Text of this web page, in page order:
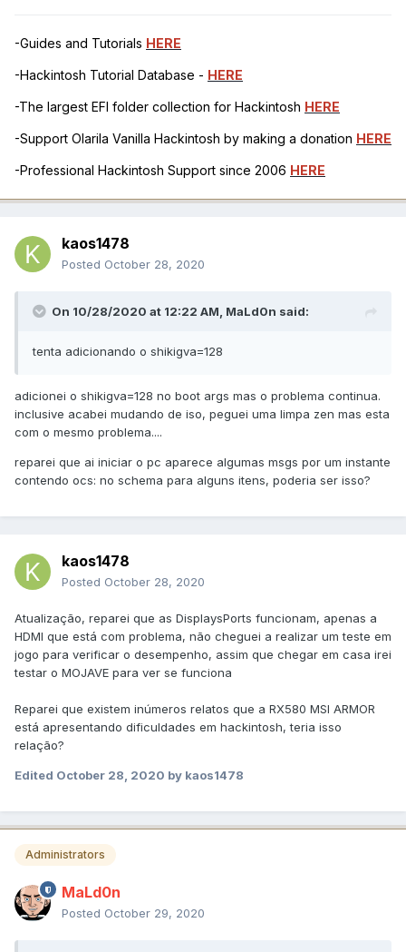
-Guides and Tutorials HERE
-Hackintosh Tutorial Database - HERE
-The largest EFI folder collection for Hackintosh HERE
-Support Olarila Vanilla Hackintosh by making a donation HERE
-Professional Hackintosh Support since 2006 HERE
kaos1478
Posted October 28, 2020
On 10/28/2020 at 12:22 AM, MaLd0n said:
tenta adicionando o shikigva=128
adicionei o shikigva=128 no boot args mas o problema continua.
inclusive acabei mudando de iso, peguei uma limpa zen mas esta
com o mesmo problema....
reparei que ai iniciar o pc aparece algumas msgs por um instante
contendo ocs: no schema para alguns itens, poderia ser isso?
kaos1478
Posted October 28, 2020
Atualização, reparei que as DisplaysPorts funcionam, apenas a
HDMI que está com problema, não cheguei a realizar um teste em
jogo para verificar o desempenho, assim que chegar em casa irei
testar o MOJAVE para ver se funciona
Reparei que existem inúmeros relatos que a RX580 MSI ARMOR
está apresentando dificuldades em hackintosh, teria isso
relação?
Edited October 28, 2020 by kaos1478
Administrators
MaLd0n
Posted October 29, 2020